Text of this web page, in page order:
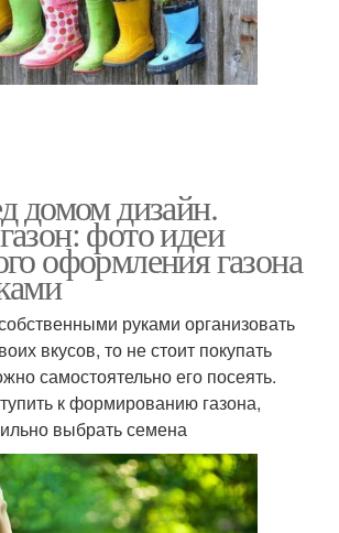
домом дизайн.
фото идеи
оформления газона
руками организовать
вкусов, то не стоит покупать
самостоятельно его посеять.
к формированию газона,
выбрать семена